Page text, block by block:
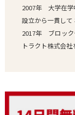
2007年 大学在学
設立から一貫して
2017年 ブロック
トラクト株式会社